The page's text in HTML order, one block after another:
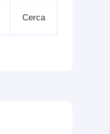
Cerca